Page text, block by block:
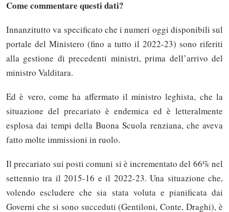
Come commentare questi dati?
Innanzitutto va specificato che i numeri oggi disponibili sul
portale del Ministero (fino a tutto il 2022-23) sono riferiti
alla gestione di precedenti ministri, prima dell’arrivo del
ministro Valditara.
Ed è vero, come ha affermato il ministro leghista, che la
situazione del precariato è endemica ed è letteralmente
esplosa dai tempi della Buona Scuola renziana, che aveva
fatto molte immissioni in ruolo.
Il precariato sui posti comuni si è incrementato del 66% nel
settennio tra il 2015-16 e il 2022-23. Una situazione che,
volendo escludere che sia stata voluta e pianificata dai
Governi che si sono succeduti (Gentiloni, Conte, Draghi), è